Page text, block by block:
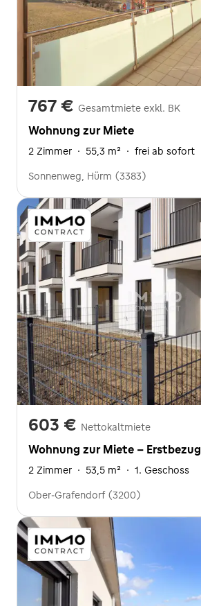
767 € Gesamtmiete exkl. BK
Wohnung zur Miete
2 Zimmer · 55,3 m² · frei ab sofort
Sonnenweg, Hürm (3383)
603 € Nettokaltmiete
Wohnung zur Miete - Erstbezug
2 Zimmer · 53,5 m² · 1. Geschoss
Ober-Grafendorf (3200)